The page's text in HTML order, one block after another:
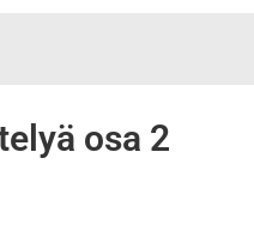
osa 2